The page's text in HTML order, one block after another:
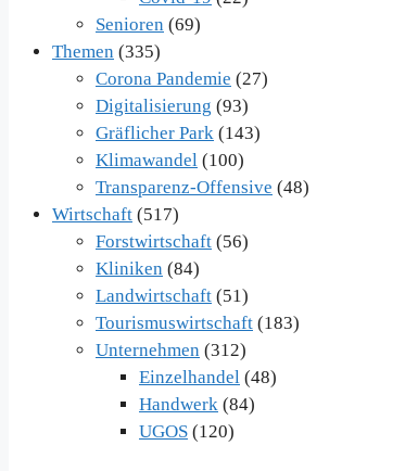
Senioren (69)
Themen (335)
Corona Pandemie (27)
Digitalisierung (93)
Gräflicher Park (143)
Klimawandel (100)
Transparenz-Offensive (48)
Wirtschaft (517)
Forstwirtschaft (56)
Kliniken (84)
Landwirtschaft (51)
Tourismuswirtschaft (183)
Unternehmen (312)
Einzelhandel (48)
Handwerk (84)
UGOS (120)